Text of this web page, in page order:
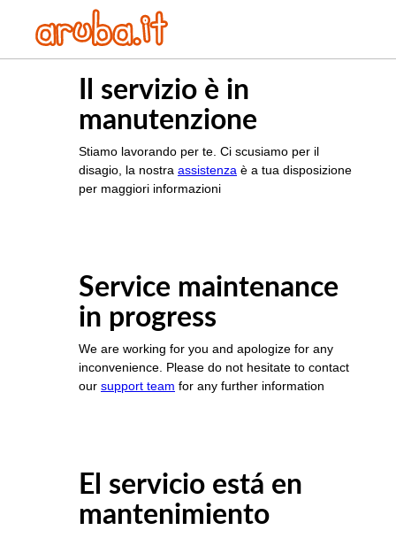
Il servizio è in
manutenzione
Stiamo lavorando per te. Ci scusiamo per il
disagio, la nostra assistenza è a tua disposizione
per maggiori informazioni
Service maintenance
in progress
We are working for you and apologize for any
inconvenience. Please do not hesitate to contact
our support team for any further information
El servicio está en
mantenimiento